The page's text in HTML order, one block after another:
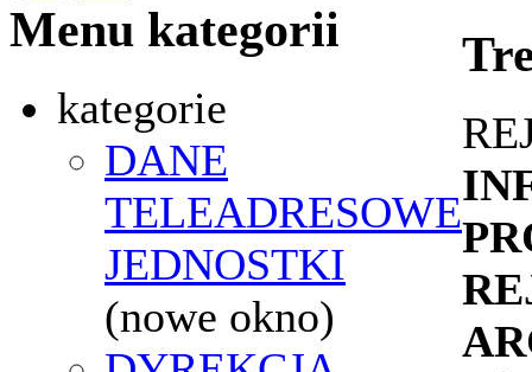
Menu kategorii
kategorie
DANE
TELEADRESOWE
JEDNOSTKI
(nowe okno)